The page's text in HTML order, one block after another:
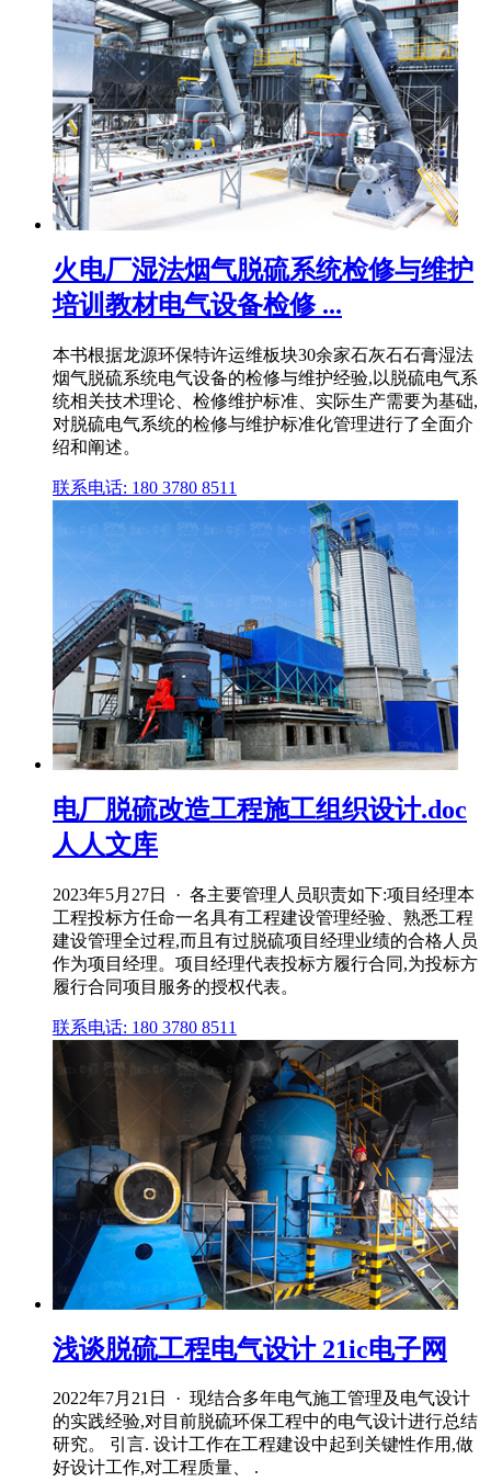
火电厂湿法烟气脱硫系统检修与维护
培训教材电气设备检修 ...
本书根据龙源环保特许运维板块30余家石灰石石膏湿法
烟气脱硫系统电气设备的检修与维护经验,以脱硫电气系
统相关技术理论、检修维护标准、实际生产需要为基础,
对脱硫电气系统的检修与维护标准化管理进行了全面介
绍和阐述。
联系电话: 180 3780 8511
电厂脱硫改造工程施工组织设计.doc
人人文库
2023年5月27日 · 各主要管理人员职责如下:项目经理本
工程投标方任命一名具有工程建设管理经验、熟悉工程
建设管理全过程,而且有过脱硫项目经理业绩的合格人员
作为项目经理。项目经理代表投标方履行合同,为投标方
履行合同项目服务的授权代表。
联系电话: 180 3780 8511
浅谈脱硫工程电气设计 21ic电子网
2022年7月21日 · 现结合多年电气施工管理及电气设计
的实践经验,对目前脱硫环保工程中的电气设计进行总结
研究。 引言. 设计工作在工程建设中起到关键性作用,做
好设计工作,对工程质量、 .